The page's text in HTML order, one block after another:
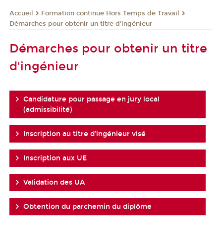
Accueil
Formation continue Hors Temps de Travail
Démarches pour obtenir un titre d'ingénieur
Démarches pour obtenir un titre
d'ingénieur
Candidature pour passage en jury local
(admissibilité)
Inscription au titre d’ingénieur visé
Inscription aux UE
Validation des UA
Obtention du parchemin du diplôme